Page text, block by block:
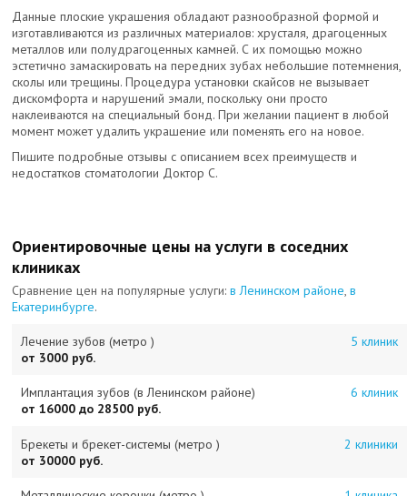
Данные плоские украшения обладают разнообразной формой и
изготавливаются из различных материалов: хрусталя, драгоценных
металлов или полудрагоценных камней. С их помощью можно
эстетично замаскировать на передних зубах небольшие потемнения,
сколы или трещины. Процедура установки скайсов не вызывает
дискомфорта и нарушений эмали, поскольку они просто
наклеиваются на специальный бонд. При желании пациент в любой
момент может удалить украшение или поменять его на новое.
Пишите подробные отзывы с описанием всех преимуществ и
недостатков стоматологии Доктор С.
Ориентировочные цены на услуги в соседних
клиниках
Сравнение цен на популярные услуги:в Ленинском районе,в
Екатеринбурге.
Лечение зубов (метро )
5 клиник
от 3000 руб.
Имплантация зубов (в Ленинском районе)
6 клиник
от 16000 до 28500 руб.
Брекеты и брекет-системы (метро )
2 клиники
от 30000 руб.